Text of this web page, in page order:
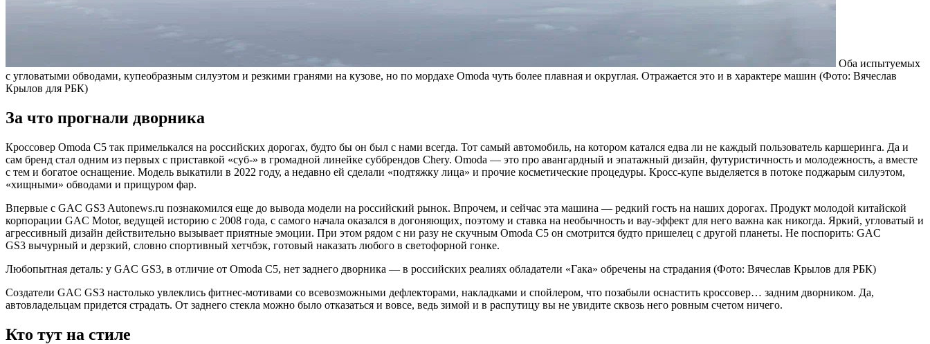
Оба испытуемых
с угловатыми обводами, купеобразным силуэтом и резкими гранями на кузове, но по мордахе Omoda чуть более плавная и округлая. Отражается это и в характере машин (Фото: Вячеслав
Крылов для РБК)
За что прогнали дворника
Кроссовер Omoda C5 так примелькался на российских дорогах, будто бы он был с нами всегда. Тот самый автомобиль, на котором катался едва ли не каждый пользователь каршеринга. Да и
сам бренд стал одним из первых с приставкой «суб-» в громадной линейке суббрендов Chery. Omoda — это про авангардный и эпатажный дизайн, футуристичность и молодежность, а вместе
с тем и богатое оснащение. Модель выкатили в 2022 году, а недавно ей сделали «подтяжку лица» и прочие косметические процедуры. Кросс-купе выделяется в потоке поджарым силуэтом,
«хищными» обводами и прищуром фар.
Впервые с GAC GS3 Autonews.ru познакомился еще до вывода модели на российский рынок. Впрочем, и сейчас эта машина — редкий гость на наших дорогах. Продукт молодой китайской
корпорации GAC Motor, ведущей историю с 2008 года, с самого начала оказался в догоняющих, поэтому и ставка на необычность и вау-эффект для него важна как никогда. Яркий, угловатый и
агрессивный дизайн действительно вызывает приятные эмоции. При этом рядом с ни разу не скучным Omoda C5 он смотрится будто пришелец с другой планеты. Не поспорить: GAC
GS3 вычурный и дерзкий, словно спортивный хетчбэк, готовый наказать любого в светофорной гонке.
Любопытная деталь: у GAC GS3, в отличие от Omoda C5, нет заднего дворника — в российских реалиях обладатели «Гака» обречены на страдания (Фото: Вячеслав Крылов для РБК)
Создатели GAC GS3 настолько увлеклись фитнес-мотивами со всевозможными дефлекторами, накладками и спойлером, что позабыли оснастить кроссовер… задним дворником. Да,
автовладельцам придется страдать. От заднего стекла можно было отказаться и вовсе, ведь зимой и в распутицу вы не увидите сквозь него ровным счетом ничего.
Кто тут на стиле